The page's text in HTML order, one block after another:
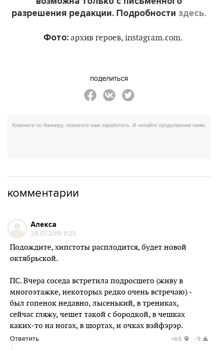
разрешения редакции. Подробности здесь.
Фото: архив героев, instagram.com.
поделиться
комментарии
Алекса
28.07.2015 11:25
Подождите, хипстоты расплодится, будет новой
октябрьской.
ПС. Вчера соседа встретила подросшего (живу в
многоэтажке, некоторых редко очень встречаю) -
был гопенок недавно, лысенький, в трениках,
сейчас гляжу, чешет такой с бородкой, в чешках
каких-то на ногах, в шортах, и очках вэйфэрэр.
Ответить +65 -9